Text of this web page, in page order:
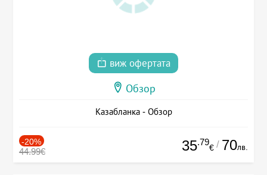
виж офертата
Обзор
Казабланка - Обзор
-20%
44.99€ 35.79
€ / 70лв.